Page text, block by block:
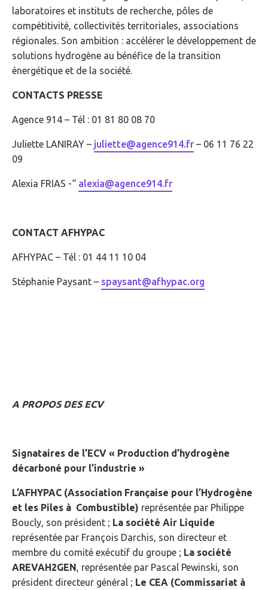
laboratoires et instituts de recherche, pôles de
compétitivité, collectivités territoriales, associations
régionales. Son ambition : accélérer le développement de
solutions hydrogène au bénéfice de la transition
énergétique et de la société.
CONTACTS PRESSE
Agence 914 – Tél : 01 81 80 08 70
Juliette LANIRAY – juliette@agence914.fr – 06 11 76 22
09
Alexia FRIAS -“ alexia@agence914.fr
CONTACT AFHYPAC
AFHYPAC – Tél : 01 44 11 10 04
Stéphanie Paysant – spaysant@afhypac.org
A PROPOS DES ECV
Signataires de l’ECV « Production d’hydrogène
décarboné pour l’industrie »
L’AFHYPAC (Association Française pour l’Hydrogène
et les Piles à Combustible) représentée par Philippe
Boucly, son président ; La société Air Liquide
représentée par François Darchis, son directeur et
membre du comité exécutif du groupe ; La société
AREVAH2GEN , représentée par Pascal Pewinski, son
président directeur général ; Le CEA (Commissariat à